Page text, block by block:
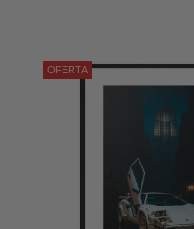
OFERTA